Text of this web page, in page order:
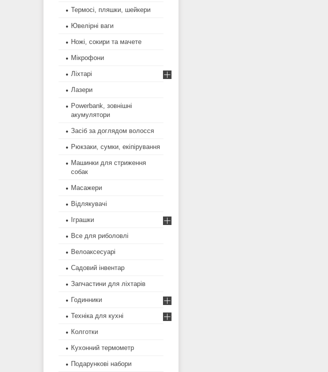
Термосі, пляшки, шейкери
Ювелірні ваги
Ножі, сокири та мачете
Мікрофони
Ліхтарі
Лазери
Powerbank, зовнішні
акумулятори
Засіб за доглядом волосся
Рюкзаки, сумки, екіпірування
Машинки для стриження
собак
Масажери
Відлякувачі
Іграшки
Все для риболовлі
Велоаксесуарі
Садовий інвентар
Запчастини для ліхтарів
Годинники
Техніка для кухні
Колготки
Кухонний термометр
Подарункові набори